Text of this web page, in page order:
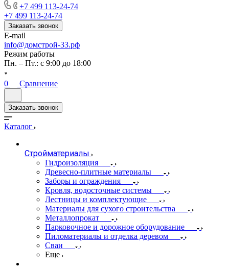
+7 499 113-24-74
+7 499 113-24-74
Заказать звонок
E-mail
info@домстрой-33.рф
Режим работы
Пн. – Пт.: с 9:00 до 18:00
0 Сравнение
Заказать звонок
Каталог
Стройматериалы
Гидроизоляция
Древесно-плитные материалы
Заборы и ограждения
Кровля, водосточные системы
Лестницы и комплектующие
Материалы для сухого строительства
Металлопрокат
Парковочное и дорожное оборудование
Пиломатериалы и отделка деревом
Сваи
Еще